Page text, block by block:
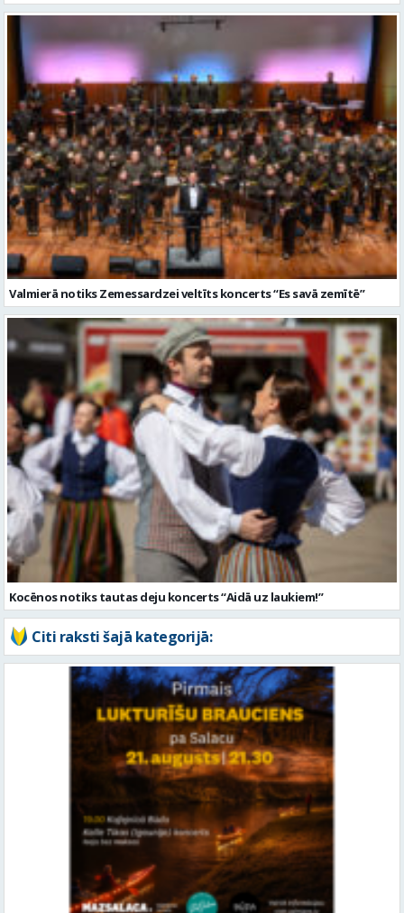
Valmierā notiks Zemessardzei veltīts koncerts “Es savā zemītē”
Kocēnos notiks tautas deju koncerts “Aidā uz laukiem!”
Citi raksti šajā kategorijā: